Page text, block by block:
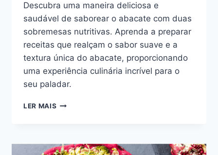
Descubra uma maneira deliciosa e
saudável de saborear o abacate com duas
sobremesas nutritivas. Aprenda a preparar
receitas que realçam o sabor suave e a
textura única do abacate, proporcionando
uma experiência culinária incrível para o
seu paladar.
LER MAIS SOBREMESA
RECEITAS